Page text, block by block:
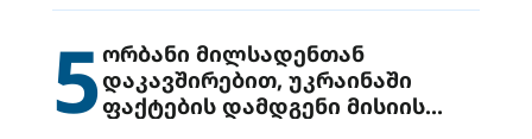
5ორბანი მილსადენთან
დაკავშირებით, უკრაინაში
ფაქტების დამდგენი მისიის